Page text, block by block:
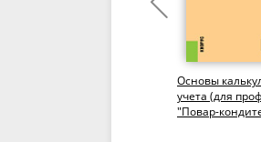
Основы
учета (для
"Повар-